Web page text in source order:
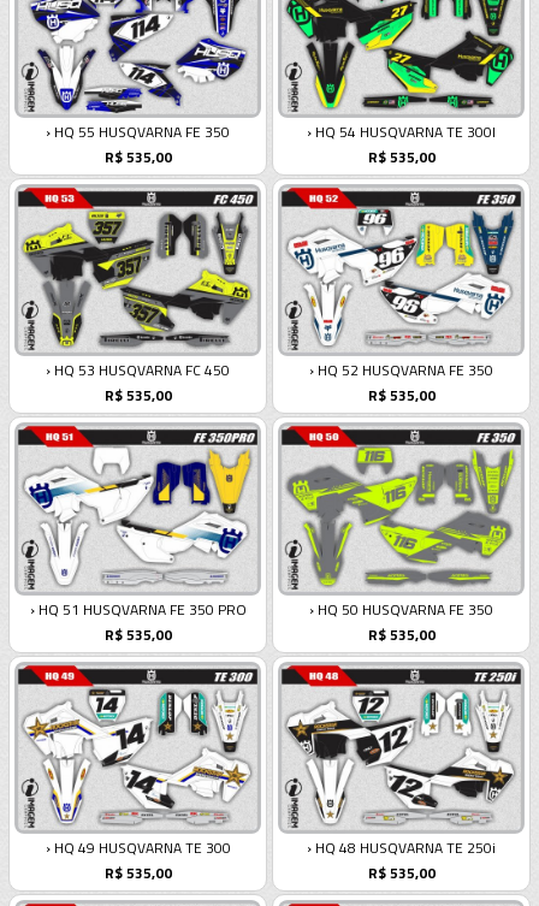
› HQ 55 HUSQVARNA FE 350
R$ 535,00
› HQ 54 HUSQVARNA TE 300I
R$ 535,00
› HQ 53 HUSQVARNA FC 450
R$ 535,00
› HQ 52 HUSQVARNA FE 350
R$ 535,00
› HQ 51 HUSQVARNA FE 350 PRO
R$ 535,00
› HQ 50 HUSQVARNA FE 350
R$ 535,00
› HQ 49 HUSQVARNA TE 300
R$ 535,00
› HQ 48 HUSQVARNA TE 250i
R$ 535,00